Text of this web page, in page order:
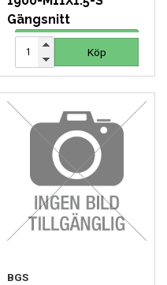
Gängsnitt
26 SEK
Köp
BGS